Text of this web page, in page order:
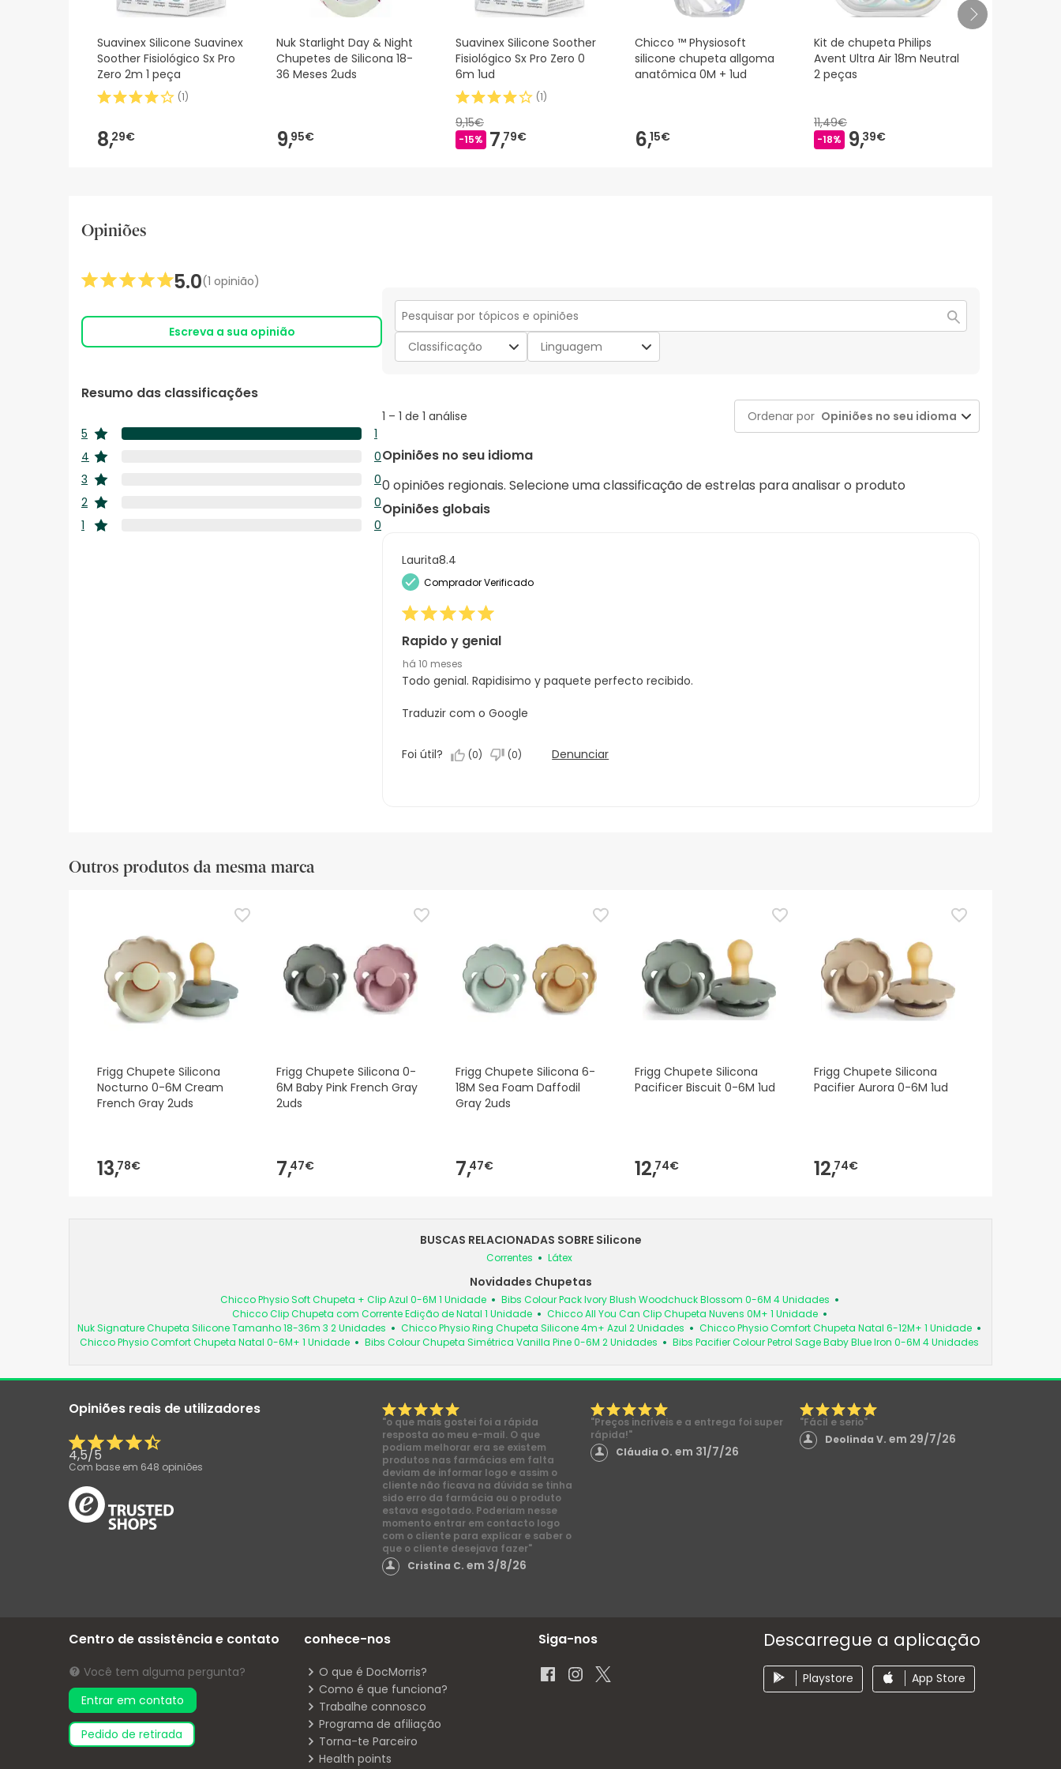
Suavinex Silicone Suavinex
Soother Fisiológico Sx Pro
Zero 2m 1 peça
(1)
8,29€
Nuk Starlight Day & Night
Chupetes de Silicona 18-
36 Meses 2uds
9,95€
Suavinex Silicone Soother
Fisiológico Sx Pro Zero 0
6m 1ud
(1)
9,15€
-15% 7,79€
Chicco ™ Physiosoft
silicone chupeta allgoma
anatômica 0M + 1ud
6,15€
Kit de chupeta Philips
Avent Ultra Air 18m Neutral
2 peças
11,49€
-18% 9,39€
Opiniões
Resumo das classificações
5
estrelas
1
1
análise
com
5
estrelas.
4
estrelas
0
0
análise
com
4
3
estrelas
0
0
análise
com
estrelas.
2
estrelas
0
0
análise
estrelas.
1
estrelas
0
análise
estrela.
5.0(1 opinião)
Escreva a sua opinião
Secção
para
pesquisar
Classificação Linguagem
1
to
de
análise
1 – 1 de 1 análise Ordenar por Opiniões no seu idioma
Opiniões no seu idioma
0 opiniões regionais. Selecione uma classificação de estrelas para analisar o produto
Opiniões globais
Laurita8.4
Comprador Verificado
Rapido y genial
há 10 meses
Todo genial. Rapidisimo y paquete perfecto recibido.
Traduzir com o Google
Foi útil? (0) (0) Denunciar
Outros produtos da mesma marca
Frigg Chupete Silicona
Nocturno 0-6M Cream
French Gray 2uds
13,78€
Frigg Chupete Silicona 0-
6M Baby Pink French Gray
2uds
7,47€
Frigg Chupete Silicona 6-
18M Sea Foam Daffodil
Gray 2uds
7,47€
Frigg Chupete Silicona
Pacificer Biscuit 0-6M 1ud
12,74€
Frigg Chupete Silicona
Pacifier Aurora 0-6M 1ud
12,74€
BUSCAS RELACIONADAS SOBRE Silicone
Correntes Látex
Novidades Chupetas
Chicco Physio Soft Chupeta + Clip Azul 0-6M 1 Unidade
Bibs Colour Pack Ivory Blush Woodchuck Blossom 0-6M 4 Unidades
Chicco Clip Chupeta com Corrente Edição de Natal 1 Unidade
Chicco All You Can Clip Chupeta Nuvens 0M+ 1 Unidade
Nuk Signature Chupeta Silicone Tamanho 18-36m 3 2 Unidades
Chicco Physio Ring Chupeta Silicone 4m+ Azul 2 Unidades
Chicco Physio Comfort Chupeta Natal 6-12M+ 1 Unidade
Chicco Physio Comfort Chupeta Natal 0-6M+ 1 Unidade
Bibs Colour Chupeta Simétrica Vanilla Pine 0-6M 2 Unidades Bibs Pacifier Colour Petrol Sage Baby Blue Iron 0-6M 4 Unidades
Opiniões reais de utilizadores
4,5/5
Com base em 648 opiniões
"o que mais gostei foi a rápida
resposta ao meu e-mail. O que
podiam melhorar era se existem
produtos nas farmácias em falta
deviam de informar logo e assim o
cliente não ficava na dúvida se tinha
sido erro da farmácia ou o produto
estava esgotado. Poderiam nesse
momento entrar em contacto logo
com o cliente para explicar e saber o
que o cliente desejava fazer"
Cristina C. em 3/8/26
"Preços incríveis e a entrega foi super
rápida!"
Cláudia O.em 31/7/26
"Fácil e serio"
Deolinda V. em 29/7/26
Centro de assistência e contato
Você tem alguma pergunta?
Entrar em contato
pedido de retirada
conhece-nos
O que é DocMorris?
Como é que funciona?
Trabalhe connosco
Programa de afiliação
Torna-te Parceiro
Health points
Siga-nos Descarregue a aplicação
Playstore App Store